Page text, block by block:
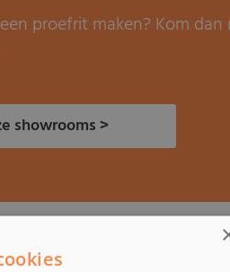
proefrit maken? Kom
showrooms >